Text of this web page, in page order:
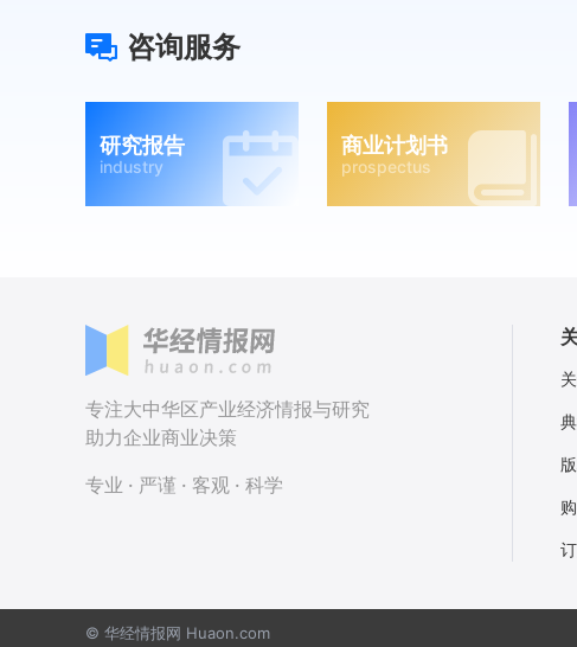
咨询服务
研究报告
industry
商业计划书
prospectus
专注大中华区产业经济情报与研究
助力企业商业决策
专业 · 严谨 · 客观 · 科学
© 华经情报网 Huaon.com